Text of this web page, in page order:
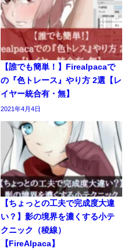
【誰でも簡単！】Firealpacaで
の『色トレース』やり方 2選【レ
イヤー統合有・無】
2021年4月4日
【ちょっとの工夫で完成度大違
い？】影の境界を濃くする小テ
クニック（稜線）
【FireAlpaca】